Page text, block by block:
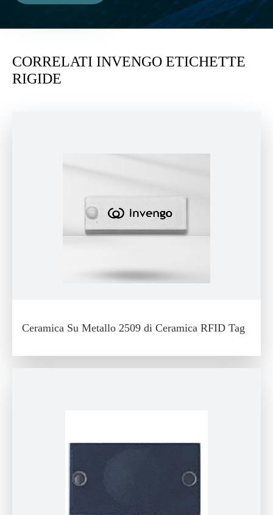
CORRELATI INVENGO ETICHETTE
RIGIDE
Ceramica Su Metallo 2509 di Ceramica RFID Tag